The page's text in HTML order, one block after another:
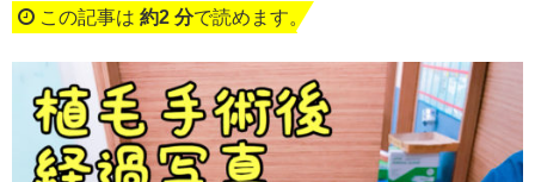
この記事は 約2 分で読めます。